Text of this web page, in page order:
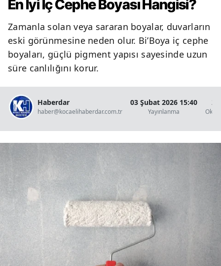
En İyi İç Cephe Boyası Hangisi?
Zamanla solan veya sararan boyalar, duvarların
eski görünmesine neden olur. Bi’Boya iç cephe
boyaları, güçlü pigment yapısı sayesinde uzun
süre canlılığını korur.
Haberdar
haber@kocaelihaberdar.com.tr
03 Şubat 2026 15:40
Yayınlanma
2